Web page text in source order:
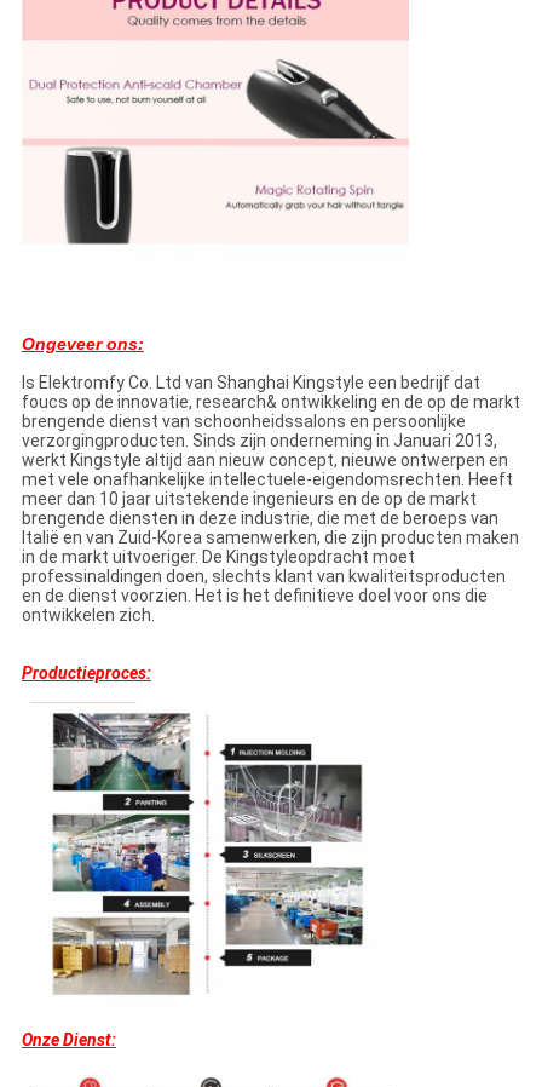
Ongeveer ons:
Is Elektromfy Co. Ltd van Shanghai Kingstyle een bedrijf dat
foucs op de innovatie, research& ontwikkeling en de op de markt
brengende dienst van schoonheidssalons en persoonlijke
verzorgingproducten. Sinds zijn onderneming in Januari 2013,
werkt Kingstyle altijd aan nieuw concept, nieuwe ontwerpen en
met vele onafhankelijke intellectuele-eigendomsrechten. Heeft
meer dan 10 jaar uitstekende ingenieurs en de op de markt
brengende diensten in deze industrie, die met de beroeps van
Italië en van Zuid-Korea samenwerken, die zijn producten maken
in de markt uitvoeriger. De Kingstyleopdracht moet
professinaldingen doen, slechts klant van kwaliteitsproducten
en de dienst voorzien. Het is het definitieve doel voor ons die
ontwikkelen zich.
Productieproces:
Onze Dienst: